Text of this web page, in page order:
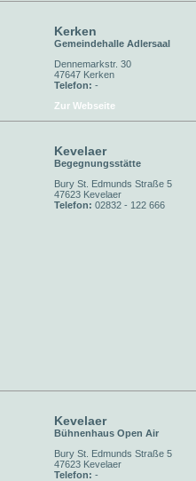
Kerken
Gemeindehalle Adlersaal
Dennemarkstr. 30
47647 Kerken
Telefon: -
Zur Webseite
Kevelaer
Begegnungsstätte
Bury St. Edmunds Straße 5
47623 Kevelaer
Telefon: 02832 - 122 666
Kevelaer
Bühnenhaus Open Air
Bury St. Edmunds Straße 5
47623 Kevelaer
Telefon: -